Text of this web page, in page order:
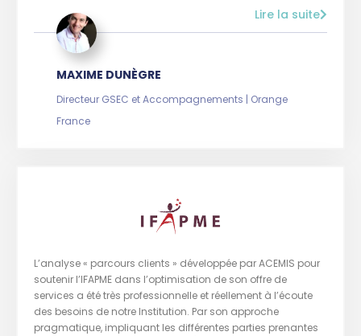
Lire la suite
MAXIME DUNÈGRE
Directeur GSEC et Accompagnements | Orange
France
L’analyse « parcours clients » développée par ACEMIS pour
soutenir l’IFAPME dans l’optimisation de son offre de
services a été très professionnelle et réellement à l’écoute
des besoins de notre Institution. Par son approche
pragmatique, impliquant les différentes parties prenantes